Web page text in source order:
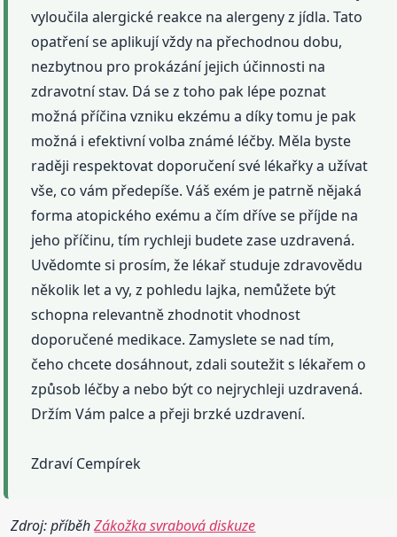
vyloučila alergické reakce na alergeny z jídla. Tato
opatření se aplikují vždy na přechodnou dobu,
nezbytnou pro prokázání jejich účinnosti na
zdravotní stav. Dá se z toho pak lépe poznat
možná příčina vzniku ekzému a díky tomu je pak
možná i efektivní volba známé léčby. Měla byste
raději respektovat doporučení své lékařky a užívat
vše, co vám předepíše. Váš exém je patrně nějaká
forma atopického exému a čím dříve se příjde na
jeho příčinu, tím rychleji budete zase uzdravená.
Uvědomte si prosím, že lékař studuje zdravovědu
několik let a vy, z pohledu lajka, nemůžete být
schopna relevantně zhodnotit vhodnost
doporučené medikace. Zamyslete se nad tím,
čeho chcete dosáhnout, zdali soutežit s lékařem o
způsob léčby a nebo být co nejrychleji uzdravená.
Držím Vám palce a přeji brzké uzdravení.
Zdraví Cempírek
Zdroj: příběhZákožka svrabová diskuze